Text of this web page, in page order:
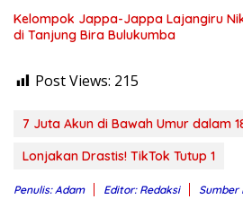
Kelompok Jappa-Jappa Lajangiru
di Tanjung Bira Bulukumba
Post Views: 215
7 Juta Akun di Bawah Umur dalam
Lonjakan Drastis! TikTok Tutup 1
Penulis: Adam Editor: Redaksi Sumber